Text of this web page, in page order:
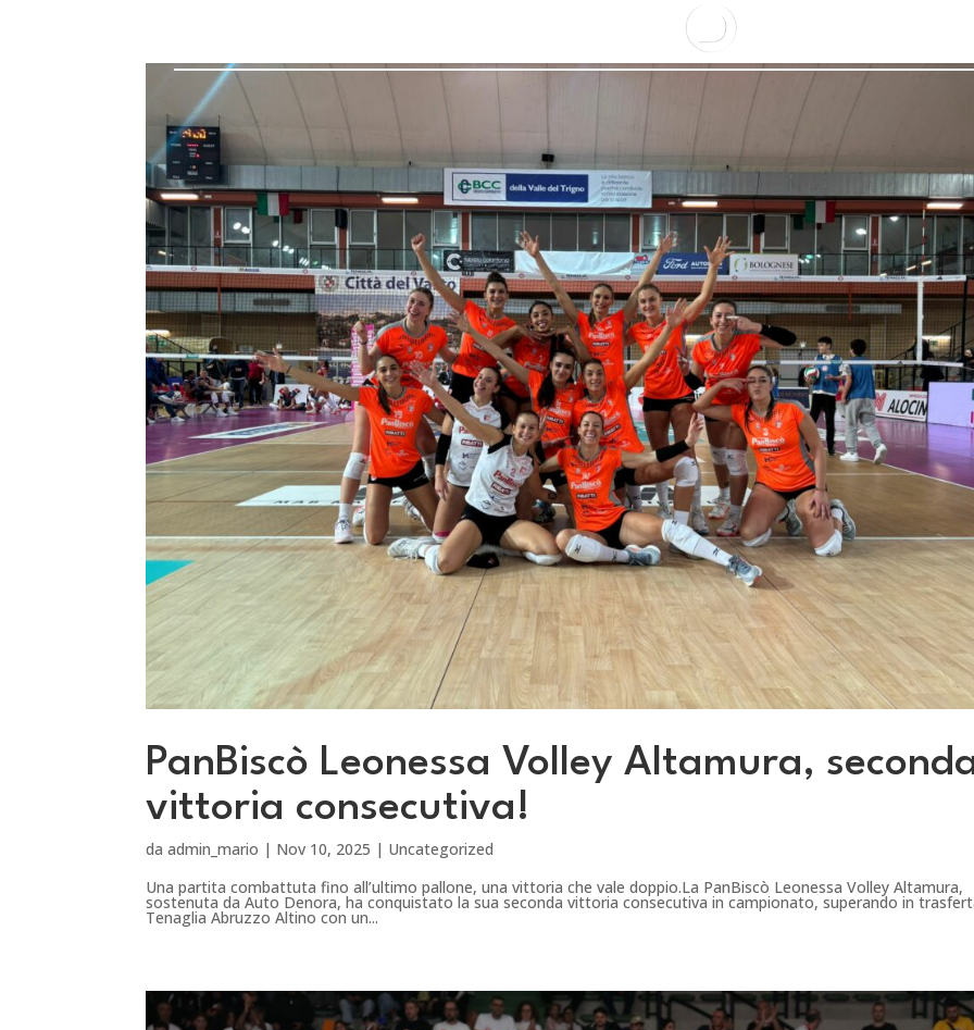
PanBiscò Leonessa Volley Altamura,
vittoria consecutiva!
daadmin_mario | Nov 10, 2025 | Uncategorized
Una partita combattuta fino all’ultimo pallone, una vittoria che vale doppio.La PanBiscò Leonessa Volley Altamura,
sostenuta da Auto Denora, ha conquistato la sua seconda vittoria consecutiva in campionato, superando in
Tenaglia Abruzzo Altino con un...